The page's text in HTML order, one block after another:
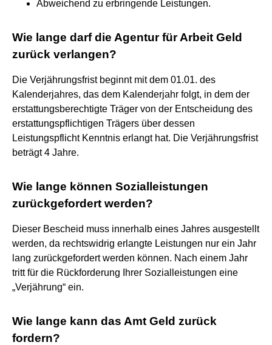
Abweichend zu erbringende Leistungen.
Wie lange darf die Agentur für Arbeit Geld
zurück verlangen?
Die Verjährungsfrist beginnt mit dem 01.01. des
Kalenderjahres, das dem Kalenderjahr folgt, in dem der
erstattungsberechtigte Träger von der Entscheidung des
erstattungspflichtigen Trägers über dessen
Leistungspflicht Kenntnis erlangt hat. Die Verjährungsfrist
beträgt 4 Jahre.
Wie lange können Sozialleistungen
zurückgefordert werden?
Dieser Bescheid muss innerhalb eines Jahres ausgestellt
werden, da rechtswidrig erlangte Leistungen nur ein Jahr
lang zurückgefordert werden können. Nach einem Jahr
tritt für die Rückforderung Ihrer Sozialleistungen eine
„Verjährung“ ein.
Wie lange kann das Amt Geld zurück
fordern?